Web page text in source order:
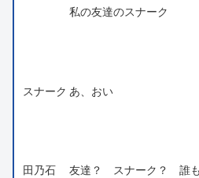
私の友達のスナーク
スナーク あ、おい
田乃石
友達？ スナーク？ 誰